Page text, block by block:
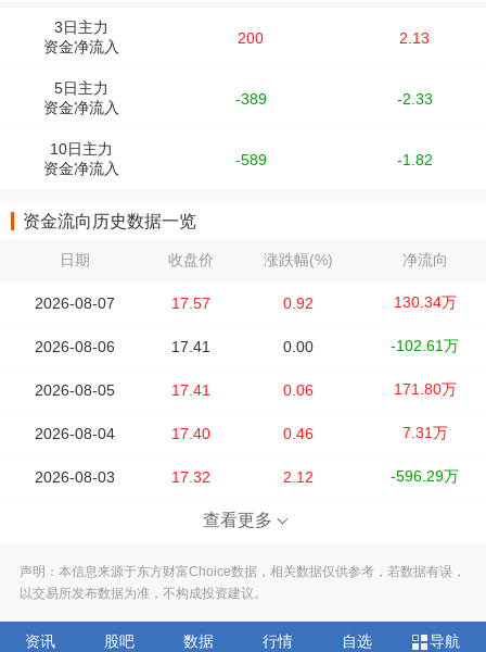
3日主力
资金净流入
200 2.13
5日主力
资金净流入
-389 -2.33
10日主力
资金净流入
-589 -1.82
资金流向历史数据一览
日期 收盘价 涨跌幅(%) 净流向
2026-08-07 17.57 0.92 130.34万
2026-08-06 17.41 0.00 -102.61万
2026-08-05 17.41 0.06 171.80万
2026-08-04 17.40 0.46 7.31万
2026-08-03 17.32 2.12 -596.29万
查看更多
声明：本信息来源于东方财富Choice数据，相关数据仅供参考，若数据有误，
以交易所发布数据为准，不构成投资建议。
资讯 股吧 数据 行情 自选 导航